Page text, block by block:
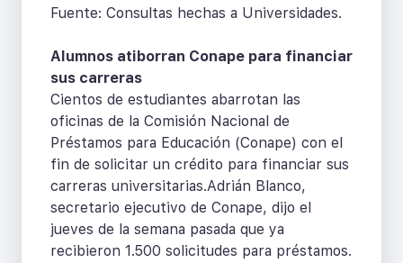
Fuente: Consultas hechas a Universidades.
Alumnos atiborran Conape para financiar
sus carreras
Cientos de estudiantes abarrotan las
oficinas de la Comisión Nacional de
Préstamos para Educación (Conape) con el
fin de solicitar un crédito para financiar sus
carreras universitarias.Adrián Blanco,
secretario ejecutivo de Conape, dijo el
jueves de la semana pasada que ya
recibieron 1.500 solicitudes para préstamos.